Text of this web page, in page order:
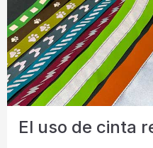
Tela reflectante de
Ropa de seguridad
Material que brilla en
Revestimiento de
Acerca de
El uso de cinta